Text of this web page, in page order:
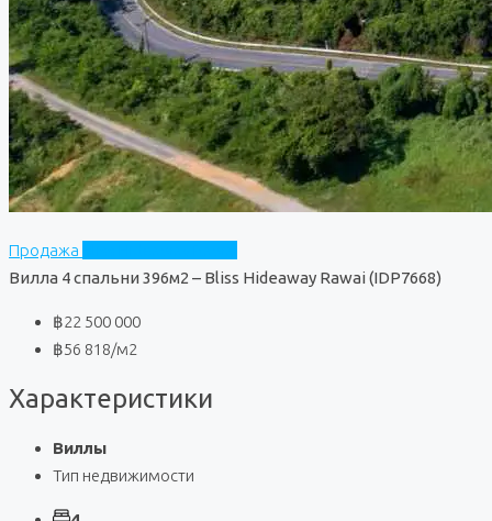
Продажа
Вилла 4 спальни 396м2 – Bliss Hideaway Rawai (IDP7668)
฿22 500 000
฿56 818/м2
Характеристики
Виллы
Тип недвижимости